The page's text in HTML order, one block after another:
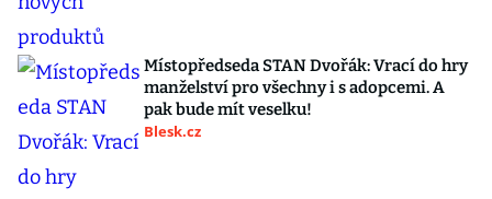
Místopředseda STAN Dvořák: Vrací do hry
manželství pro všechny i s adopcemi. A
pak bude mít veselku!
Blesk.cz